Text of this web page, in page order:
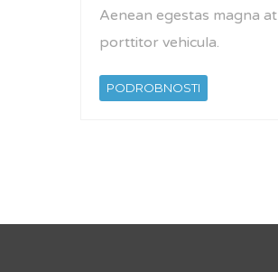
Aenean egestas magna at
porttitor vehicula.
PODROBNOSTI